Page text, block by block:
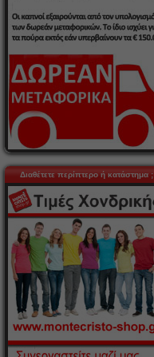
Διαθέτετε περίπτερο ή κατάστημα ;